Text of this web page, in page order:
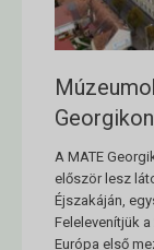
A MATE
először lesz
Éjszakáján,
Felelevenítjük
Európa első